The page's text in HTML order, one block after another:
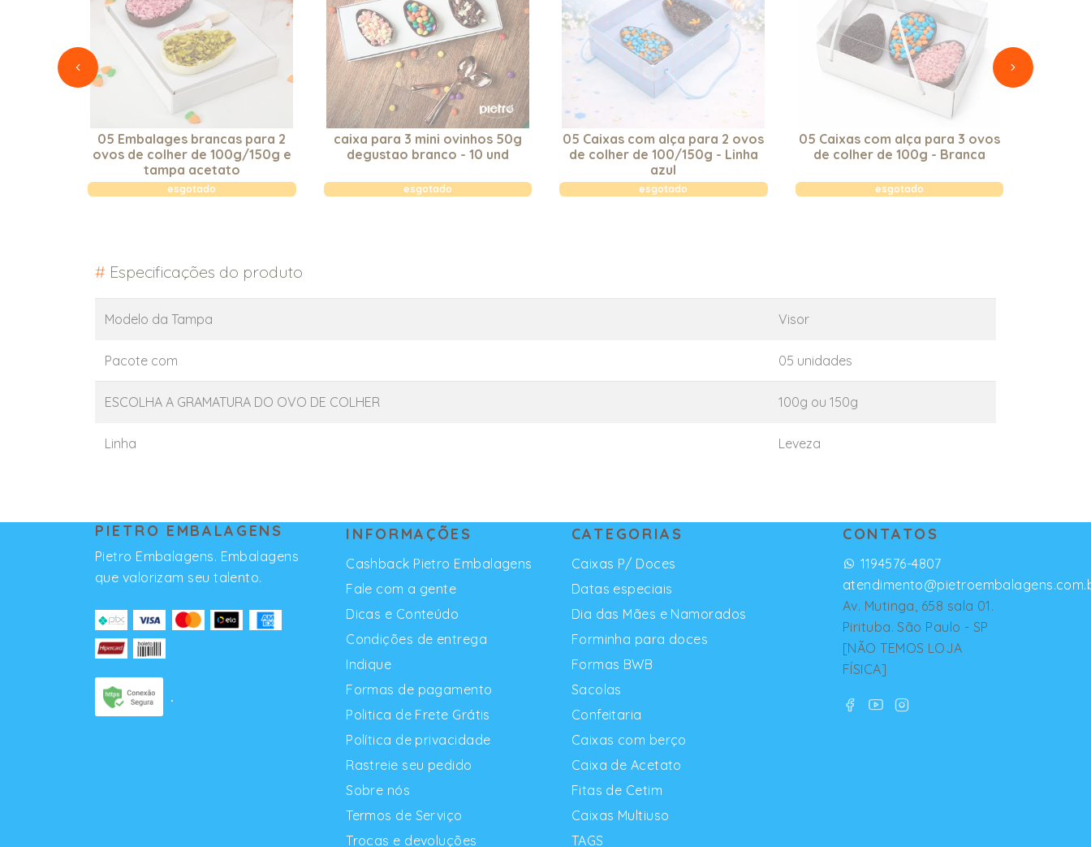
05 Embalages brancas para 2
ovos de colher de 100g/150g e
tampa acetato
esgotado
caixa para 3 mini ovinhos 50g
degustao branco - 10 und
esgotado
05 Caixas com alça para 2 ovos
de colher de 100/150g - Linha
azul
esgotado
05 Caixas com alça para 3 ovos
de colher de 100g - Branca
esgotado
# Especificações do produto
Modelo da Tampa Visor
Pacote com 05 unidades
ESCOLHA A GRAMATURA DO OVO DE COLHER 100g ou 150g
Linha Leveza
CONTATOS
1194576-4807
Av. Mutinga, 658 sala 01.
Pirituba. São Paulo - SP
[NÃO TEMOS LOJA
FÍSICA]
INFORMAÇÕES
Cashback Pietro Embalagens
Fale com a gente
Dicas e Conteúdo
Condições de entrega
Indique
Formas de pagamento
Politica de Frete Grátis
Política de privacidade
Rastreie seu pedido
Sobre nós
Termos de Serviço
Trocas e devoluções
CATEGORIAS
Caixas P/ Doces
Datas especiais
Dia das Mães e Namorados
Forminha para doces
Formas BWB
Sacolas
Confeitaria
Caixas com berço
Caixa de Acetato
Fitas de Cetim
Caixas Multiuso
TAGS
PIETRO EMBALAGENS
Pietro Embalagens. Embalagens
que valorizam seu talento.